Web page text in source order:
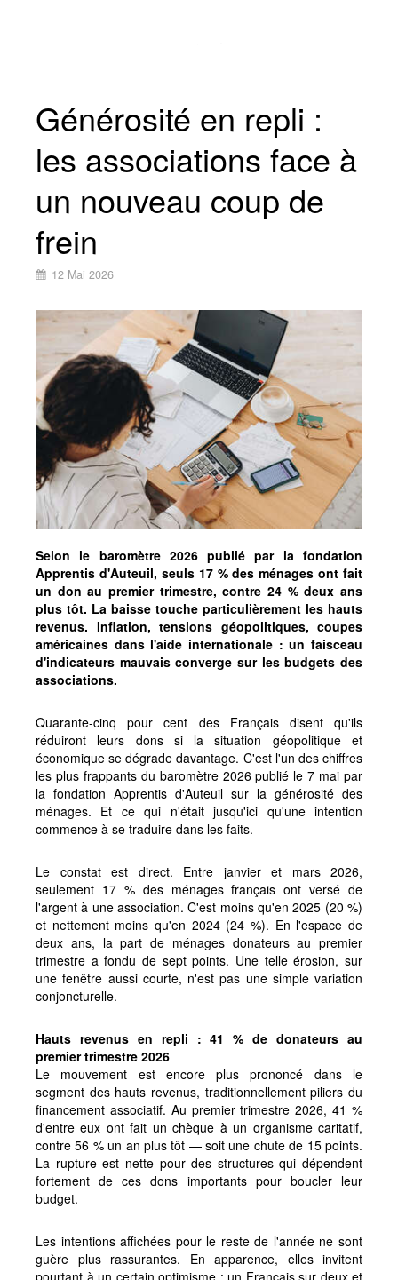
Générosité en repli :
les associations face à
un nouveau coup de
frein
12 Mai 2026
Selon le baromètre 2026 publié par la fondation
Apprentis d'Auteuil, seuls 17 % des ménages ont fait
un don au premier trimestre, contre 24 % deux ans
plus tôt. La baisse touche particulièrement les hauts
revenus. Inflation, tensions géopolitiques, coupes
américaines dans l'aide internationale : un faisceau
d'indicateurs mauvais converge sur les budgets des
associations.
Quarante-cinq pour cent des Français disent qu'ils
réduiront leurs dons si la situation géopolitique et
économique se dégrade davantage. C'est l'un des chiffres
les plus frappants du baromètre 2026 publié le 7 mai par
la fondation Apprentis d'Auteuil sur la générosité des
ménages. Et ce qui n'était jusqu'ici qu'une intention
commence à se traduire dans les faits.
Le constat est direct. Entre janvier et mars 2026,
seulement 17 % des ménages français ont versé de
l'argent à une association. C'est moins qu'en 2025 (20 %)
et nettement moins qu'en 2024 (24 %). En l'espace de
deux ans, la part de ménages donateurs au premier
trimestre a fondu de sept points. Une telle érosion, sur
une fenêtre aussi courte, n'est pas une simple variation
conjoncturelle.
Hauts revenus en repli : 41 % de donateurs au
premier trimestre 2026
Le mouvement est encore plus prononcé dans le
segment des hauts revenus, traditionnellement piliers du
financement associatif. Au premier trimestre 2026, 41 %
d'entre eux ont fait un chèque à un organisme caritatif,
contre 56 % un an plus tôt — soit une chute de 15 points.
La rupture est nette pour des structures qui dépendent
fortement de ces dons importants pour boucler leur
budget.
Les intentions affichées pour le reste de l'année ne sont
guère plus rassurantes. En apparence, elles invitent
pourtant à un certain optimisme : un Français sur deux et